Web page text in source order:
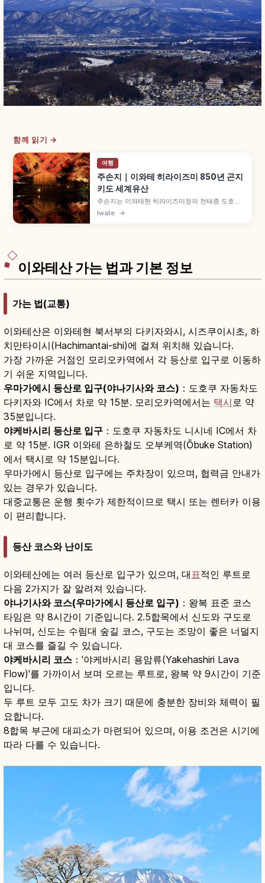
함께 읽기 →
여행
주손지｜이와테 히라이즈미 850년 곤지
키도 세계유산
주손지는 이와테현 히라이즈미정의 천태종 도호쿠
대본산으로, 가쇼 3년(850년) 지카쿠 대사 엔닌 개
Iwate →
이와테산 가는 법과 기본 정보
가는 법(교통)
이와테산은 이와테현 북서부의 다키자와시, 시즈쿠이시초, 하
치만타이시(Hachimantai-shi)에 걸쳐 위치해 있습니다.
가장 가까운 거점인 모리오카역에서 각 등산로 입구로 이동하
기 쉬운 지역입니다.
우마가에시 등산로 입구(야나기사와 코스) ：도호쿠 자동차도
다키자와 IC에서 차로 약 15분. 모리오카역에서는 택시 로 약
35분입니다.
야케바시리 등산로 입구 ：도호쿠 자동차도 니시네 IC에서 차
로 약 15분. IGR 이와테 은하철도 오부케역(Ōbuke Station)
에서 택시로 약 15분입니다.
우마가에시 등산로 입구에는 주차장이 있으며, 협력금 안내가
있는 경우가 있습니다.
대중교통은 운행 횟수가 제한적이므로 택시 또는 렌터카 이용
이 편리합니다.
등산 코스와 난이도
이와테산에는 여러 등산로 입구가 있으며, 대표적인 루트로
다음 2가지가 잘 알려져 있습니다.
야나기사와 코스(우마가에시 등산로 입구) ：왕복 표준 코스
타임은 약 8시간이 기준입니다. 2.5합목에서 신도와 구도로
나뉘며, 신도는 수림대 숲길 코스, 구도는 조망이 좋은 너덜지
대 코스를 즐길 수 있습니다.
야케바시리 코스 ：'야케바시리 용암류(Yakehashiri Lava
Flow)'를 가까이서 보며 오르는 루트로, 왕복 약 9시간이 기준
입니다.
두 루트 모두 고도 차가 크기 때문에 충분한 장비와 체력이 필
요합니다.
8합목 부근에 대피소가 마련되어 있으며, 이용 조건은 시기에
따라 다를 수 있습니다.